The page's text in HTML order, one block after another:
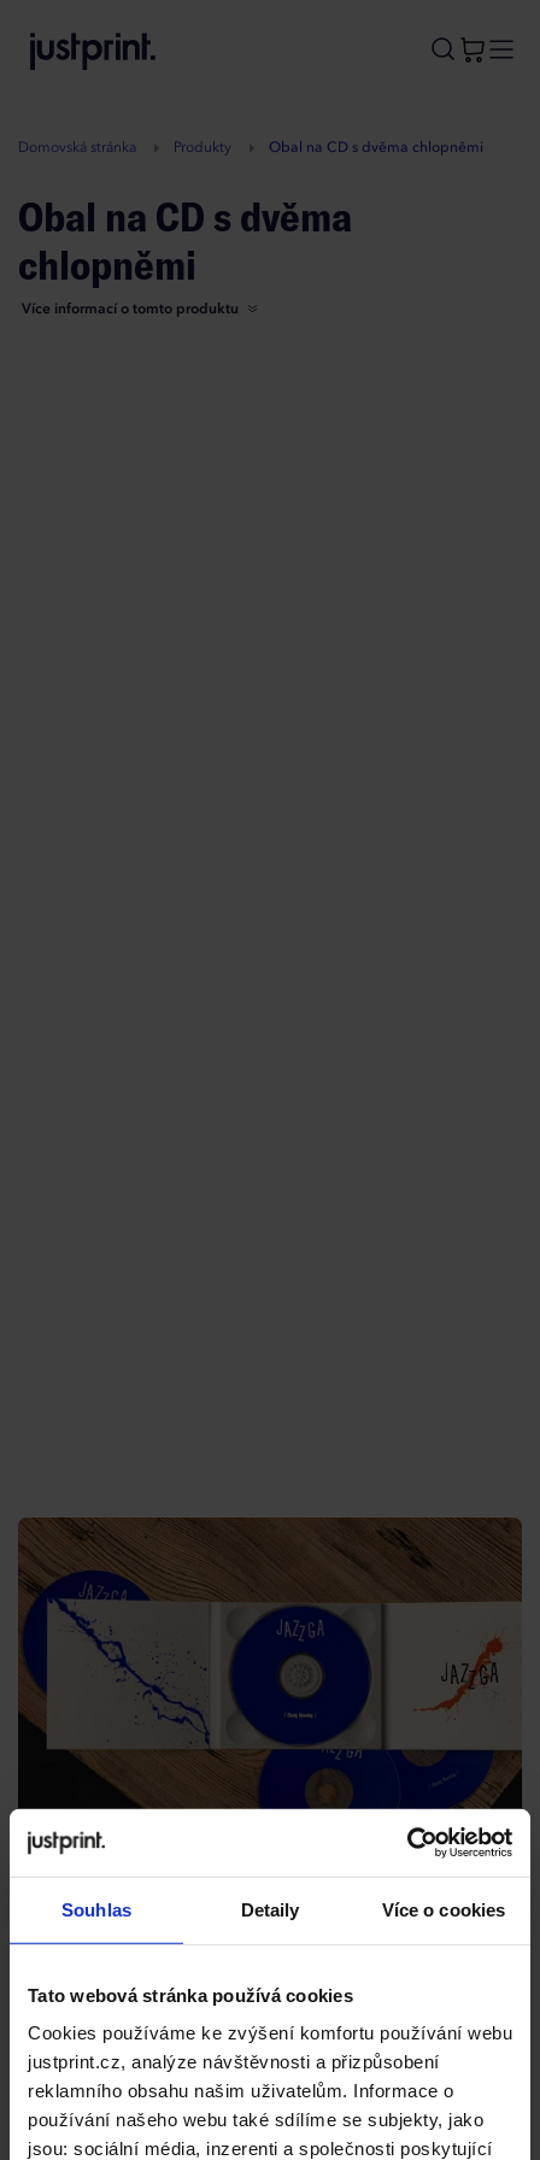
Souhlas Detaily Více o cookies
Tato webová stránka používá cookies
Cookies používáme ke zvýšení komfortu používání webu
justprint.cz, analýze návštěvnosti a přizpůsobení
reklamního obsahu našim uživatelům. Informace o
používání našeho webu také sdílíme se subjekty, jako
jsou: sociální média, inzerenti a společnosti poskytující
A
Domovská stránka Produkty Obal na CD s dvěma chlopněmi
Obal na CD s dvěma
chlopněmi
Více informací o tomto produktu